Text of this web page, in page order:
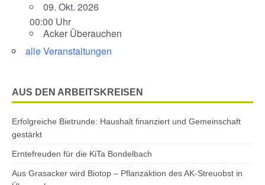
09. Okt. 2026
00:00 Uhr
Acker Überauchen
alle Veranstaltungen
AUS DEN ARBEITSKREISEN
Erfolgreiche Bietrunde: Haushalt finanziert und Gemeinschaft
gestärkt
Erntefreuden für die KiTa Bondelbach
Aus Grasacker wird Biotop – Pflanzaktion des AK-Streuobst in